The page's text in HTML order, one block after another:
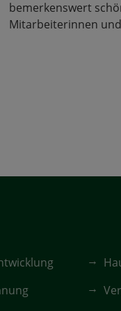
bemerkenswert
Mitarbeiterinnen